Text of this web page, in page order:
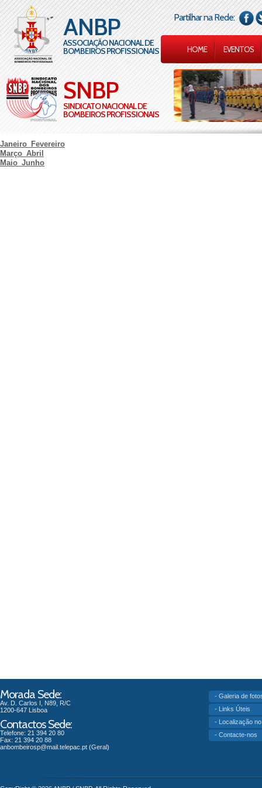
ANBP
ASSOCIAÇÃO NACIONAL DE
BOMBEIROS PROFISSIONAIS
SNBP
SINDICATO NACIONAL DE
BOMBEIROS PROFISSIONAIS
Partilhar na Rede:
HOME EVENTOS
Janeiro_Fevereiro
Março_Abril
Maio_Junho
Morada Sede:
Av. D. Carlos I, N89, R/C
1200-647 Lisboa
Contactos Sede:
Telefone: 21 394 20 80
Fax: 21 394 20 88
anbombeirosp@mail.telepac.pt (Geral)
- Galeria de
- Links Úteis
- Localização
- Contacte-nos